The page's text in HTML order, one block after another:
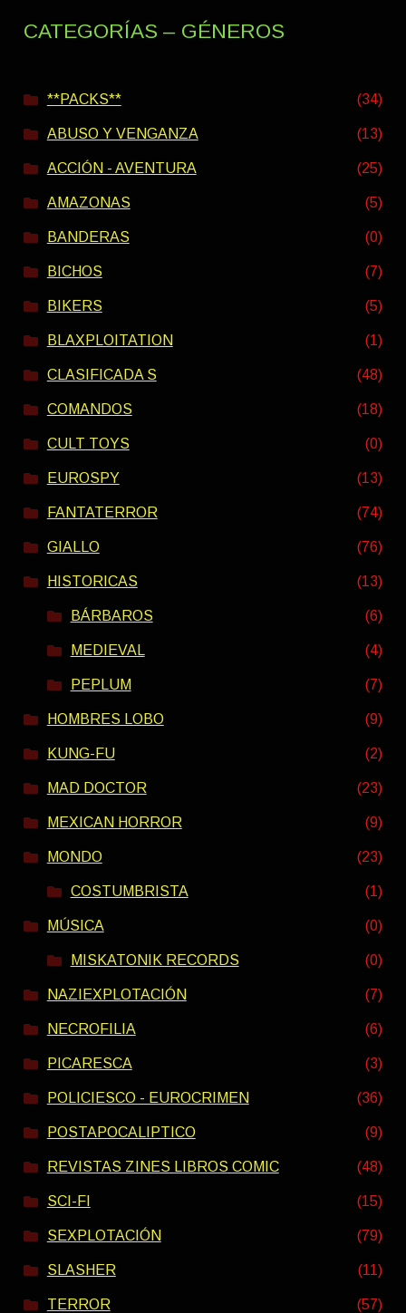
CATEGORÍAS – GÉNEROS
**PACKS** (34)
ABUSO Y VENGANZA (13)
ACCIÓN - AVENTURA (25)
AMAZONAS (5)
BANDERAS (0)
BICHOS (7)
BIKERS (5)
BLAXPLOITATION (1)
CLASIFICADA S (48)
COMANDOS (18)
CULT TOYS (0)
EUROSPY (13)
FANTATERROR (74)
GIALLO (76)
HISTORICAS (13)
BÁRBAROS (6)
MEDIEVAL (4)
PEPLUM (7)
HOMBRES LOBO (9)
KUNG-FU (2)
MAD DOCTOR (23)
MEXICAN HORROR (9)
MONDO (23)
COSTUMBRISTA (1)
MÚSICA (0)
MISKATONIK RECORDS (0)
NAZIEXPLOTACIÓN (7)
NECROFILIA (6)
PICARESCA (3)
POLICIESCO - EUROCRIMEN (36)
POSTAPOCALIPTICO (9)
REVISTAS ZINES LIBROS COMIC (48)
SCI-FI (15)
SEXPLOTACIÓN (79)
SLASHER (11)
TERROR (57)